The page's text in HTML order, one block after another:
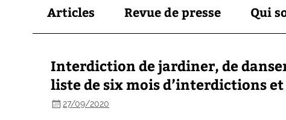
Articles Revue de presse Qui
Interdiction de jardiner, de
liste de six mois d’interdictions
27/09/2020